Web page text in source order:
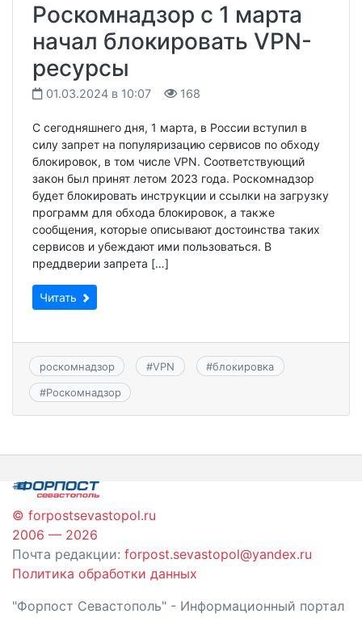
Роскомнадзор с 1 марта
начал блокировать VPN-
ресурсы
01.03.2024 в 10:07 168
С сегодняшнего дня, 1 марта, в России вступил в
силу запрет на популяризацию сервисов по обходу
блокировок, в том числе VPN. Соответствующий
закон был принят летом 2023 года. Роскомнадзор
будет блокировать инструкции и ссылки на загрузку
программ для обхода блокировок, а также
сообщения, которые описывают достоинства таких
сервисов и убеждают ими пользоваться. В
преддверии запрета […]
Читать
роскомнадзор #VPN #блокировка
#Роскомнадзор
© forpostsevastopol.ru
2006 — 2026
Почта редакции: forpost.sevastopol@yandex.ru
Политика обработки данных
"Форпост Севастополь" - Информационный портал